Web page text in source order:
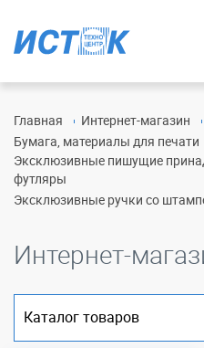
Главная
Интернет-магазин
Бумага, материалы для печати
Эксклюзивные пишущие
футляры
Эксклюзивные ручки со
Интернет-
Каталог товаров